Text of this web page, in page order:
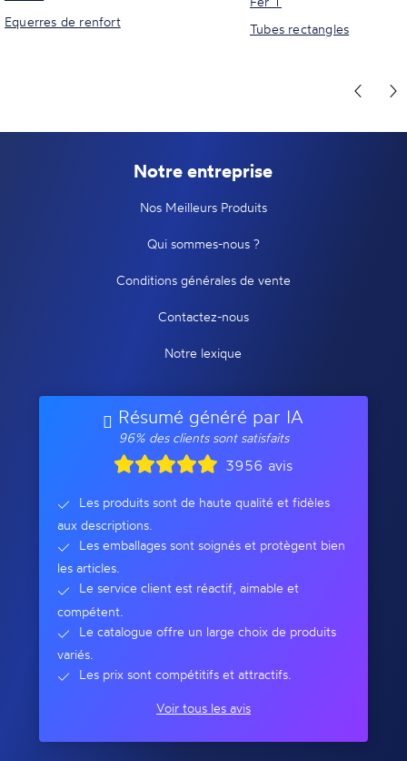
Equerres de renfort
Tubes rectangles
Notre entreprise
Nos Meilleurs Produits
Qui sommes-nous ?
Conditions générales de vente
Contactez-nous
Notre lexique
Résumé généré par IA
96% des clients sont satisfaits
3956 avis
Les produits sont de haute qualité et fidèles
aux descriptions.
Les emballages sont soignés et protègent bien
les articles.
Le service client est réactif, aimable et
compétent.
Le catalogue offre un large choix de produits
variés.
Les prix sont compétitifs et attractifs.
Voir tous les avis